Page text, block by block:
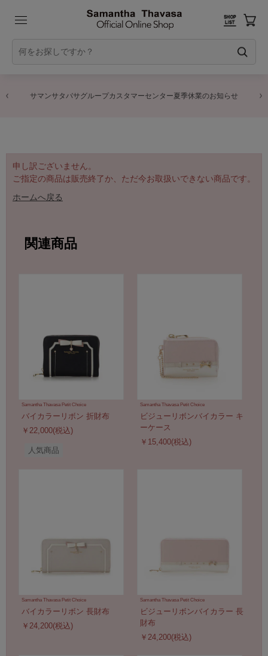
サマンサタバサグループカスタマーセンター夏季休業のお知らせ
申し訳ございません。
ご指定の商品は販売終了か、ただ今お取扱いできない商品です。
ホームへ戻る
関連商品
Samantha Thavasa Petit Choice
バイカラーリボン 折財布
￥22,000(税込)
人気商品
Samantha Thavasa Petit Choice
ビジューリボンバイカラー キ
ーケース
￥15,400(税込)
Samantha Thavasa Petit Choice
バイカラーリボン 長財布
￥24,200(税込)
Samantha Thavasa Petit Choice
ビジューリボンバイカラー 長
財布
￥24,200(税込)